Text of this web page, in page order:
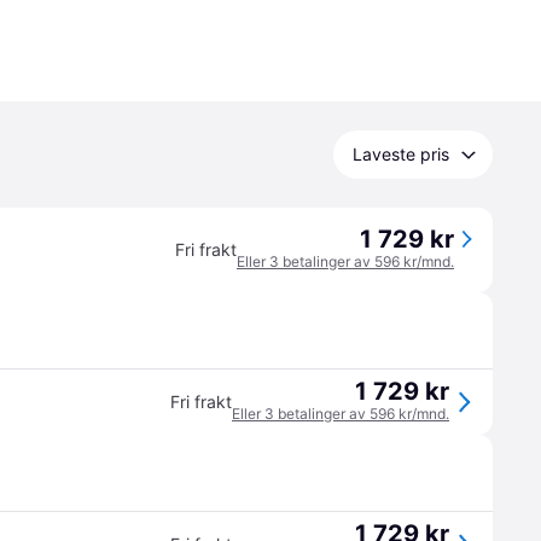
Laveste pris
Fri frakt 1 729 kr
Eller 3 betalinger av 596 kr/mnd.
Fri frakt 1 729 kr
Eller 3 betalinger av 596 kr/mnd.
1 729 kr